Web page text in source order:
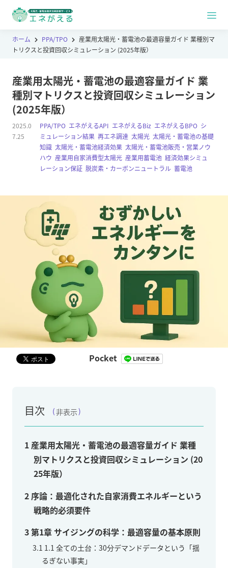
ホーム PPA/TPO
産業用太陽光・蓄電池の最適容量ガイド 業種別マ
トリクスと投資回収シミュレーション (2025年版）
産業用太陽光・蓄電池の最適容量ガイド 業
種別マトリクスと投資回収シミュレーション
(2025年版）
PPA/TPO エネがえるAPI エネがえるBiz エネがえるBPO シ
ミュレーション結果 ,再エネ調達 ,太陽光 ,太陽光・蓄電池の基礎
知識 ,太陽光・蓄電池経済効果 ,太陽光・蓄電池販売・営業ノウ
ハウ 産業用自家消費型太陽光 産業用蓄電池 ,経済効果シミュ
レーション保証 ,脱炭素・カーボンニュートラル ,蓄電池
2025.0
7.25
Pocket
目次 非表示
1産業用太陽光・蓄電池の最適容量ガイド 業種
別マトリクスと投資回収シミュレーション (20
25年版）
2 序論：最適化された自家消費エネルギーという
戦略的必須要件
3第1章 サイジングの科学：最適容量の基本原則
3.1 1.1 全ての土台：30分デマンドデータという「揺
るぎない事実」